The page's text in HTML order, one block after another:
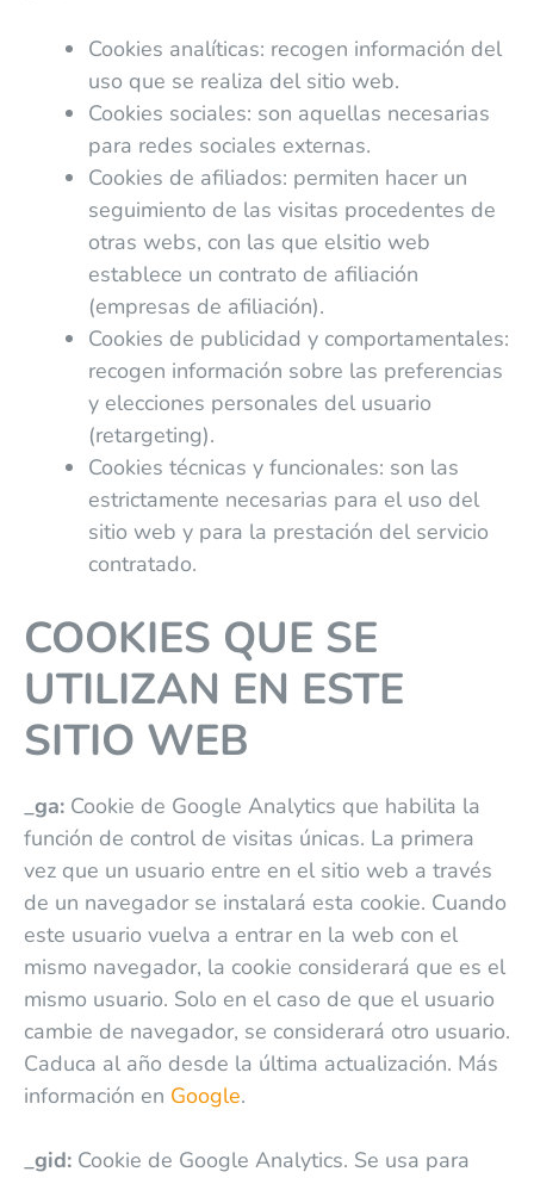
Cookies analíticas: recogen información del
uso que se realiza del sitio web.
Cookies sociales: son aquellas necesarias
para redes sociales externas.
Cookies de afiliados: permiten hacer un
seguimiento de las visitas procedentes de
otras webs, con las que elsitio web
establece un contrato de afiliación
(empresas de afiliación).
Cookies de publicidad y comportamentales:
recogen información sobre las preferencias
y elecciones personales del usuario
(retargeting).
Cookies técnicas y funcionales: son las
estrictamente necesarias para el uso del
sitio web y para la prestación del servicio
contratado.
COOKIES QUE SE
UTILIZAN EN ESTE
SITIO WEB
_ga: Cookie de Google Analytics que habilita la
función de control de visitas únicas. La primera
vez que un usuario entre en el sitio web a través
de un navegador se instalará esta cookie. Cuando
este usuario vuelva a entrar en la web con el
mismo navegador, la cookie considerará que es el
mismo usuario. Solo en el caso de que el usuario
cambie de navegador, se considerará otro usuario.
Caduca al año desde la última actualización. Más
información en Google.
_gid: Cookie de Google Analytics. Se usa para